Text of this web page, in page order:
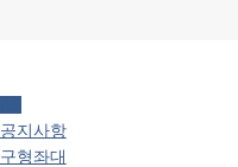
공지사항
구형좌대